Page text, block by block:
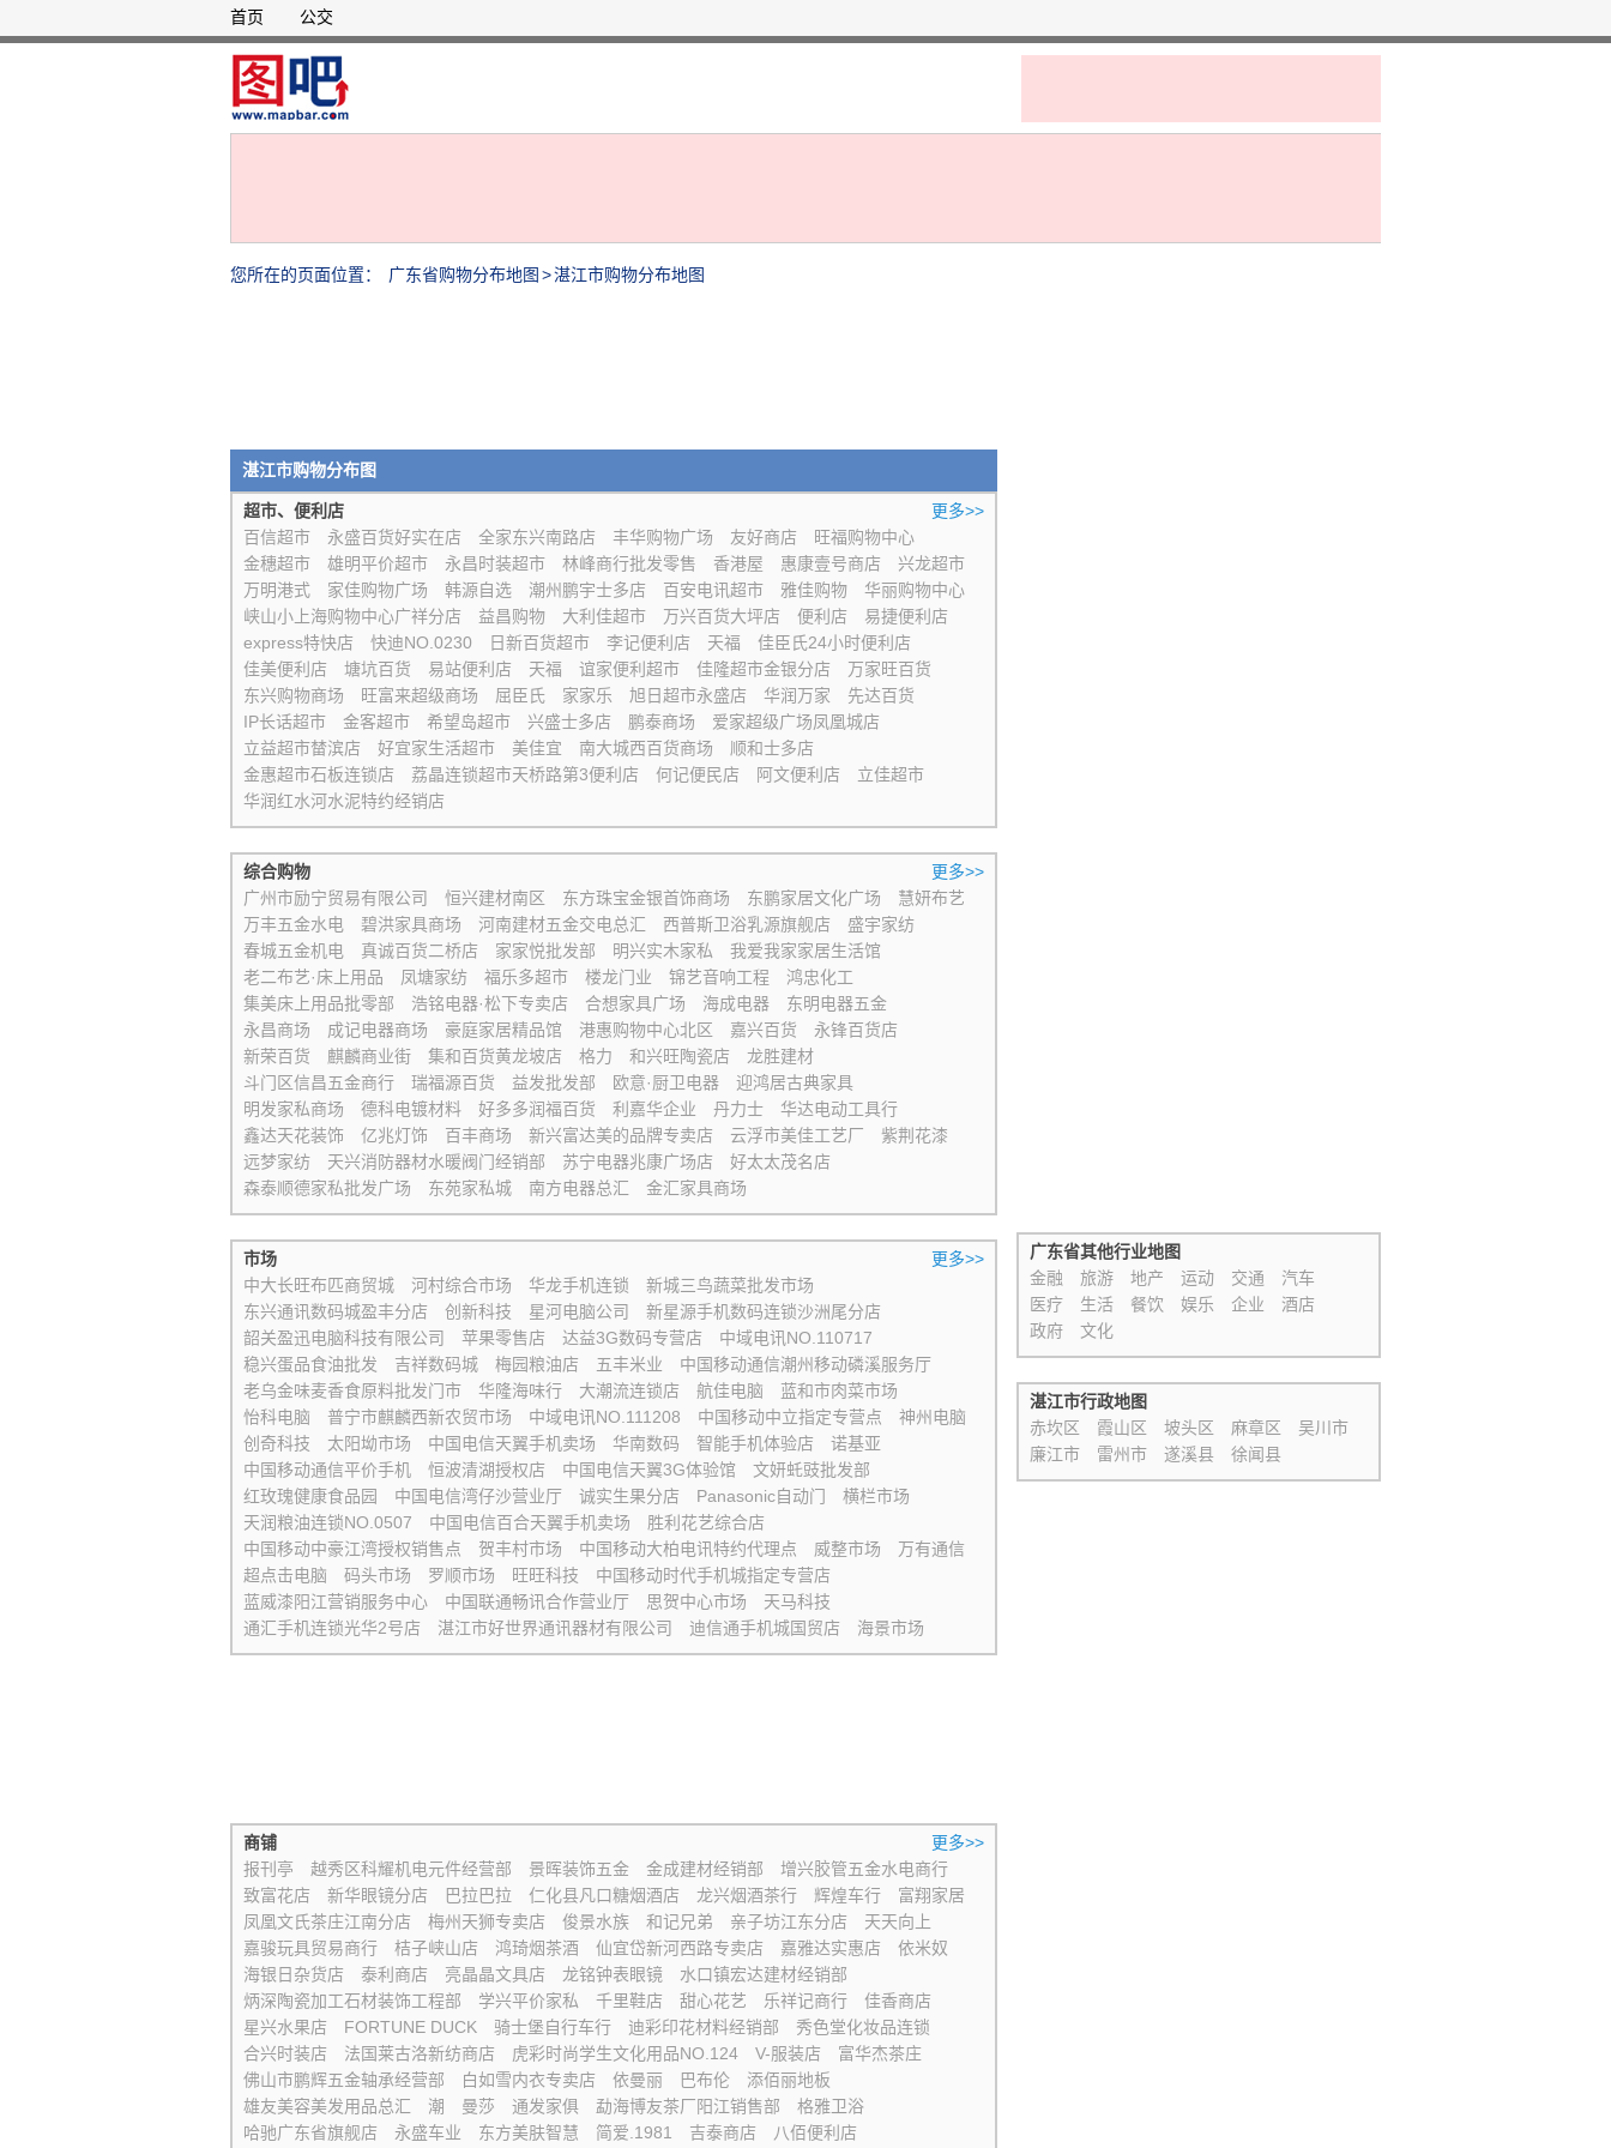
首页 公交
您所在的页面位置： 广东省购物分布地图 >湛江市购物分布地图
湛江市购物分布图
超市、便利店
更多>>
百信超市
永盛百货好实在店 全家东兴南路店 丰华购物广场 友好商店
旺福购物中心
金穗超市
雄明平价超市 永昌时装超市 林峰商行批发零售 香港屋 惠康壹号商店
兴龙超市
万明港式
家佳购物广场 韩源自选 潮州鹏宇士多店 百安电讯超市 雅佳购物
华丽购物中心
峡山小上海购物中心广祥分店
益昌购物 大利佳超市 万兴百货大坪店 便利店
易捷便利店
express特快店
快迪NO.0230 日新百货超市 李记便利店 天福
佳臣氏24小时便利店
佳美便利店
塘坑百货 易站便利店 天福 谊家便利超市 佳隆超市金银分店
万家旺百货
东兴购物商场
旺富来超级商场 屈臣氏 家家乐 旭日超市永盛店 华润万家
先达百货
IP长话超市
金客超市 希望岛超市 兴盛士多店 鹏泰商场
爱家超级广场凤凰城店
立益超市榃滨店
好宜家生活超市 美佳宜 南大城西百货商场
顺和士多店
金惠超市石板连锁店
荔晶连锁超市天桥路第3便利店 何记便民店 阿文便利店
立佳超市
华润红水河水泥特约经销店
综合购物
更多>>
广州市励宁贸易有限公司
恒兴建材南区 东方珠宝金银首饰商场 东鹏家居文化广场
慧妍布艺
万丰五金水电
碧洪家具商场 河南建材五金交电总汇 西普斯卫浴乳源旗舰店
盛宇家纺
春城五金机电
真诚百货二桥店 家家悦批发部 明兴实木家私
我爱我家家居生活馆
老二布艺·床上用品
凤塘家纺 福乐多超市 楼龙门业 锦艺音响工程
鸿忠化工
集美床上用品批零部
浩铭电器·松下专卖店 合想家具广场 海成电器
东明电器五金
永昌商场
成记电器商场 豪庭家居精品馆 港惠购物中心北区 嘉兴百货
永锋百货店
新荣百货
麒麟商业街 集和百货黄龙坡店 格力 和兴旺陶瓷店
龙胜建材
斗门区信昌五金商行
瑞福源百货 益发批发部 欧意·厨卫电器
迎鸿居古典家具
明发家私商场
德科电镀材料 好多多润福百货 利嘉华企业 丹力士
华达电动工具行
鑫达天花装饰
亿兆灯饰 百丰商场 新兴富达美的品牌专卖店 云浮市美佳工艺厂
紫荆花漆
远梦家纺
天兴消防器材水暖阀门经销部 苏宁电器兆康广场店
好太太茂名店
森泰顺德家私批发广场
东苑家私城 南方电器总汇 金汇家具商场
市场
更多>>
中大长旺布匹商贸城
河村综合市场 华龙手机连锁
新城三鸟蔬菜批发市场
东兴通讯数码城盈丰分店
创新科技 星河电脑公司
新星源手机数码连锁沙洲尾分店
韶关盈迅电脑科技有限公司
苹果零售店 达益3G数码专营店
中域电讯NO.110717
稳兴蛋品食油批发
吉祥数码城 梅园粮油店 五丰米业
中国移动通信潮州移动磷溪服务厅
老乌金味麦香食原料批发门市
华隆海味行 大潮流连锁店 航佳电脑
蓝和市肉菜市场
怡科电脑
普宁市麒麟西新农贸市场 中域电讯NO.111208 中国移动中立指定专营点
神州电脑
创奇科技
太阳坳市场 中国电信天翼手机卖场 华南数码 智能手机体验店
诺基亚
中国移动通信平价手机
恒波清湖授权店 中国电信天翼3G体验馆
文妍虴豉批发部
红玫瑰健康食品园
中国电信湾仔沙营业厅 诚实生果分店 Panasonic自动门
横栏市场
天润粮油连锁NO.0507
中国电信百合天翼手机卖场
胜利花艺综合店
中国移动中豪江湾授权销售点
贺丰村市场 中国移动大柏电讯特约代理点 威整市场
万有通信
超点击电脑
码头市场 罗顺市场 旺旺科技
中国移动时代手机城指定专营店
蓝威漆阳江营销服务中心
中国联通畅讯合作营业厅 思贺中心市场
天马科技
通汇手机连锁光华2号店
湛江市好世界通讯器材有限公司 迪信通手机城国贸店 海景市场
商铺
更多>>
报刊亭
越秀区科耀机电元件经营部 景晖装饰五金 金成建材经销部
增兴胶管五金水电商行
致富花店
新华眼镜分店 巴拉巴拉 仁化县凡口糖烟酒店 龙兴烟酒茶行 辉煌车行
富翔家居
凤凰文氏茶庄江南分店
梅州天狮专卖店 俊景水族 和记兄弟 亲子坊江东分店
天天向上
嘉骏玩具贸易商行
桔子峡山店 鸿琦烟茶酒 仙宜岱新河西路专卖店 嘉雅达实惠店
依米奴
海银日杂货店
泰利商店 亮晶晶文具店 龙铭钟表眼镜
水口镇宏达建材经销部
炳深陶瓷加工石材装饰工程部
学兴平价家私 千里鞋店 甜心花艺 乐祥记商行
佳香商店
星兴水果店
FORTUNE DUCK 骑士堡自行车行 迪彩印花材料经销部
秀色堂化妆品连锁
合兴时装店
法国莱古洛新纺商店 虎彩时尚学生文化用品NO.124 V-服装店
富华杰茶庄
佛山市鹏辉五金轴承经营部
白如雪内衣专卖店 依曼丽 巴布伦
添佰丽地板
雄友美容美发用品总汇
潮 曼莎 通发家俱 勐海博友茶厂阳江销售部
格雅卫浴
哈驰广东省旗舰店
永盛车业 东方美肤智慧 简爱.1981 吉泰商店 八佰便利店
广东省其他行业地图
金融
旅游 地产 运动 交通
汽车
医疗
生活 餐饮 娱乐 企业
酒店
政府
文化
湛江市行政地图
赤坎区
霞山区 坡头区 麻章区
吴川市
廉江市
雷州市 遂溪县 徐闻县